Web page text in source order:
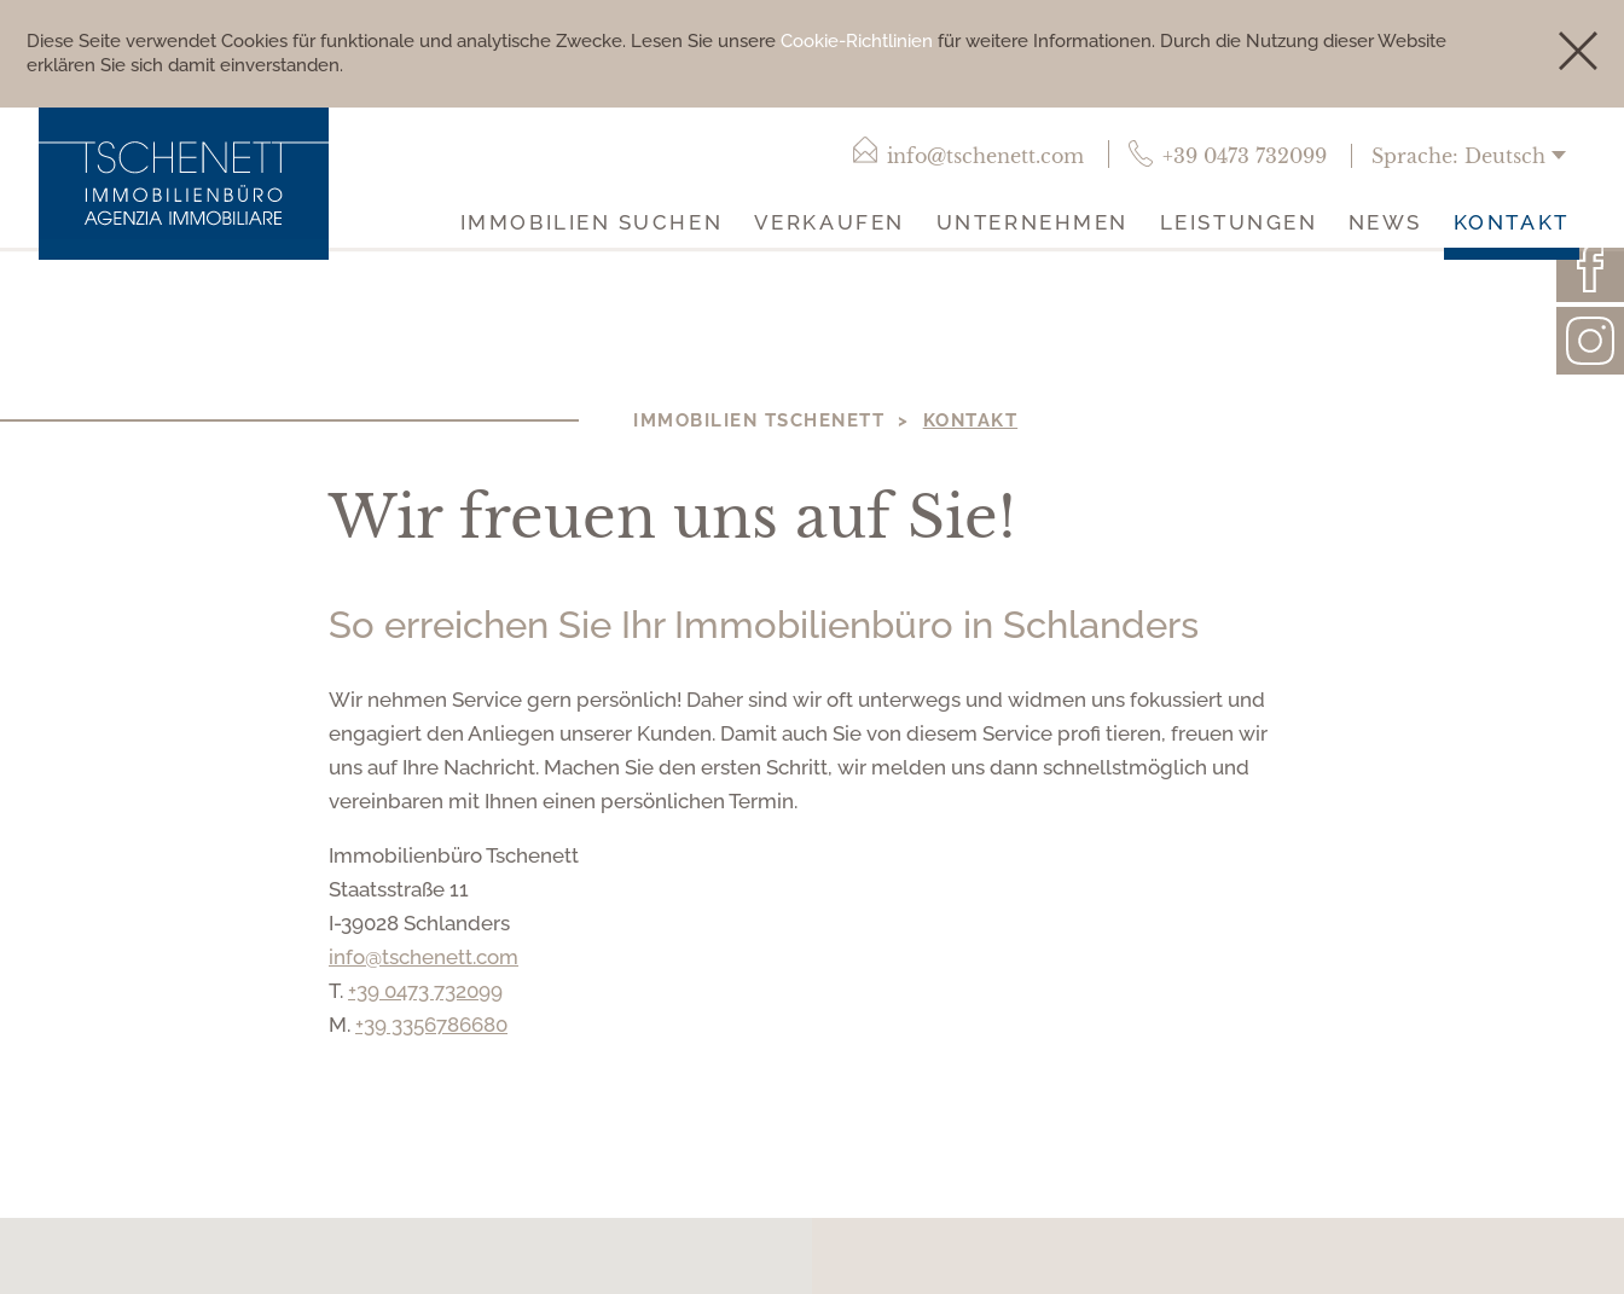
Diese Seite verwendet Cookies für funktionale und analytische Zwecke. Lesen Sie unsere Cookie-Richtlinien für weitere Informationen. Durch die Nutzung dieser Website
erklären Sie sich damit einverstanden.
info@tschenett.com +39 0473 732099 Sprache: Deutsch
IMMOBILIEN SUCHEN VERKAUFEN UNTERNEHMEN LEISTUNGEN NEWS KONTAKT
IMMOBILIEN TSCHENETT > KONTAKT
Wir freuen uns auf Sie!
So erreichen Sie Ihr Immobilienbüro in Schlanders
Wir nehmen Service gern persönlich! Daher sind wir oft unterwegs und widmen uns fokussiert und
engagiert den Anliegen unserer Kunden. Damit auch Sie von diesem Service profi tieren, freuen wir
uns auf Ihre Nachricht. Machen Sie den ersten Schritt, wir melden uns dann schnellstmöglich und
vereinbaren mit Ihnen einen persönlichen Termin.
Immobilienbüro Tschenett
Staatsstraße 11
I-39028 Schlanders
info@tschenett.com
T. +39 0473 732099
M. +39 3356786680